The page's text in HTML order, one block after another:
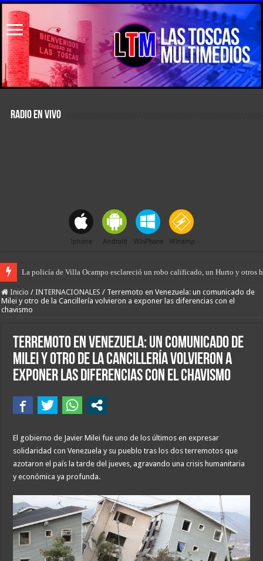
RADIO EN VIVO
La policía de Villa Ocampo esclareció un robo calificado, un Hurto y otros
Hallazgo histórico en San Antonio de Obligado, encuentran la primera fosa
Inicio / INTERNACIONALES / Terremoto en Venezuela: un comunicado de
Milei y otro de la Cancillería volvieron a exponer las diferencias con el
chavismo
Terremoto en Venezuela: un comunicado de
Milei y otro de la Cancillería volvieron a
exponer las diferencias con el chavismo
El gobierno de Javier Milei fue uno de los últimos en expresar
solidaridad con Venezuela y su pueblo tras los dos terremotos que
azotaron el país la tarde del jueves, agravando una crisis humanitaria
y económica ya profunda.